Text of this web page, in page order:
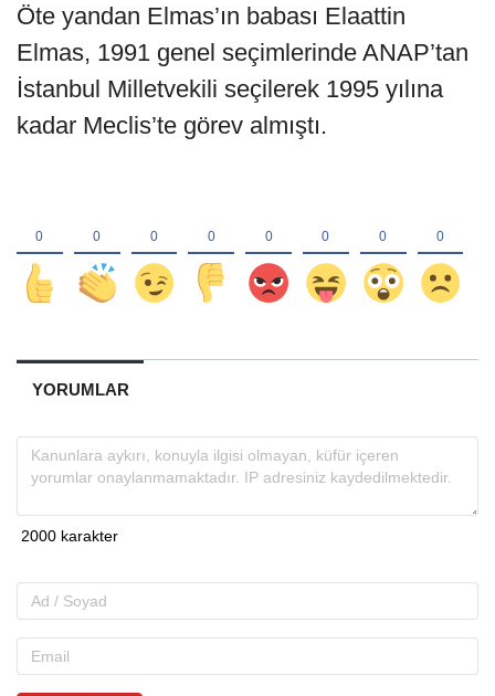
Öte yandan Elmas’ın babası Elaattin
Elmas, 1991 genel seçimlerinde ANAP’tan
İstanbul Milletvekili seçilerek 1995 yılına
kadar Meclis’te görev almıştı.
YORUMLAR